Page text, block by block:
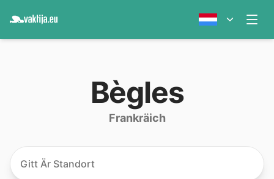
Bègles
Frankräich